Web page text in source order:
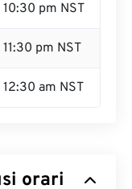
10:30 pm NST
11:30 pm NST
12:30 am NST
orari